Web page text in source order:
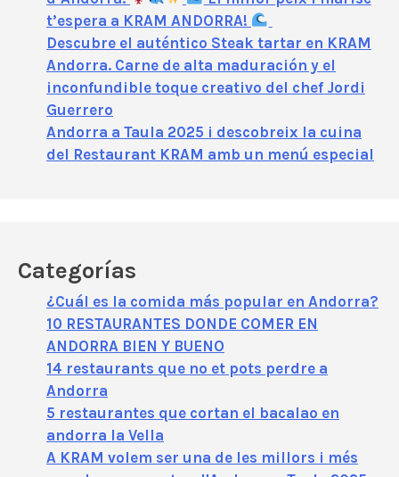
t’espera a KRAM ANDORRA!
Descubre el auténtico Steak tartar en KRAM
Andorra. Carne de alta maduración y el
inconfundible toque creativo del chef Jordi
Guerrero
Andorra a Taula 2025 i descobreix la cuina
del Restaurant KRAM amb un menú especial
Categorías
¿Cuál es la comida más popular en Andorra?
10 RESTAURANTES DONDE COMER EN
ANDORRA BIEN Y BUENO
14 restaurants que no et pots perdre a
Andorra
5 restaurantes que cortan el bacalao en
andorra la Vella
A KRAM volem ser una de les millors i més